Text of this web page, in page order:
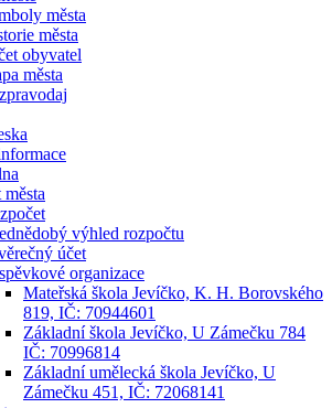
města
města
obyvatel
města
výhled rozpočtu
účet
organizace
Mateřská škola Jevíčko, K. H. Borovského
819, IČ: 70944601
Základní škola Jevíčko, U Zámečku 784
IČ: 70996814
Základní umělecká škola Jevíčko, U
Zámečku 451, IČ: 72068141